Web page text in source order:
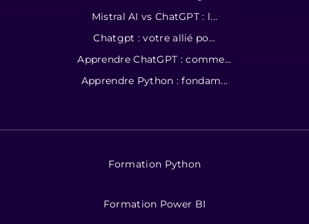
Mistral AI vs ChatGPT : l...
Chatgpt : votre allié po...
Apprendre ChatGPT : comme...
Apprendre Python : fondam...
Formation Python
Formation Power BI